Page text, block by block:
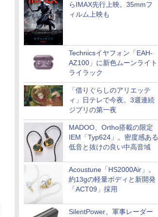
らIMAX先行上映。35mmフ
ィルム上映も
Technicsイヤフォン「EAH-
AZ100」に新色ムーンライト
ライラック
「借りぐらしのアリエッテ
ィ」日テレで今夜。3週連続
ジブリの第一夜
MADOO、Ortho搭載の限定
IEM「Typ624」。密度感ある
低音と抜けの良い中高音域
Acoustune「HS2000Air」。
約13gの軽量ボディと新開発
「ACT09」採用
SilentPower、軍事レーダー